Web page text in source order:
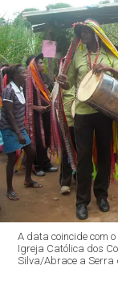
A data coincide com
Igreja Católica dos
Silva/Abrace a Serra